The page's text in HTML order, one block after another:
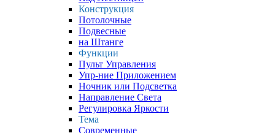
Конструкция
Потолочные
Подвесные
на Штанге
Функции
Пульт Управления
Упр-ние Приложением
Ночник или Подсветка
Направление Света
Регулировка Яркости
Тема
Современные